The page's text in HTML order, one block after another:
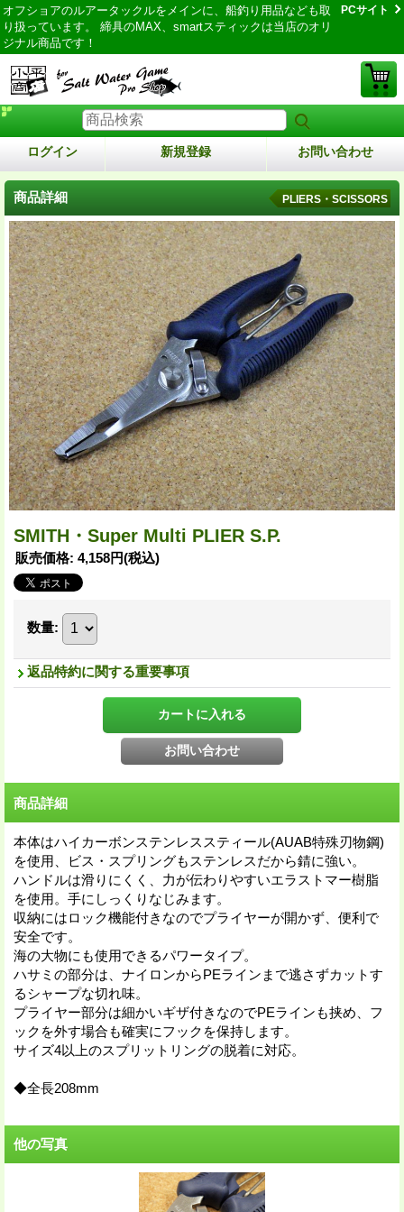
オフショアのルアータックルをメインに、船釣り用品なども取
り扱っています。 締具のMAX、smartスティックは当店のオリ
ジナル商品です！
PCサイト
ログイン 新規登録 お問い合わせ
商品詳細 PLIERS・SCISSORS
SMITH・Super Multi PLIER S.P.
販売価格: 4,158円(税込)
数量:
返品特約に関する重要事項
商品詳細
本体はハイカーボンステンレススティール(AUAB特殊刃物鋼)
を使用、ビス・スプリングもステンレスだから錆に強い。
ハンドルは滑りにくく、力が伝わりやすいエラストマー樹脂
を使用。手にしっくりなじみます。
収納にはロック機能付きなのでプライヤーが開かず、便利で
安全です。
海の大物にも使用できるパワータイプ。
ハサミの部分は、ナイロンからPEラインまで逃さずカットす
るシャープな切れ味。
プライヤー部分は細かいギザ付きなのでPEラインも挟め、フ
ックを外す場合も確実にフックを保持します。
サイズ4以上のスプリットリングの脱着に対応。
◆全長208mm
他の写真